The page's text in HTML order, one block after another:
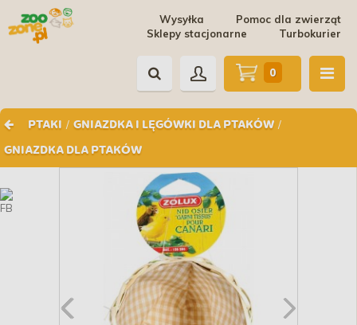
Pomoc dla zwierząt
Wysyłka
Turbokurier
Sklepy stacjonarne
PTAKI / GNIAZDKA I LĘGÓWKI DLA PTAKÓW /
GNIAZDKA DLA PTAKÓW
0